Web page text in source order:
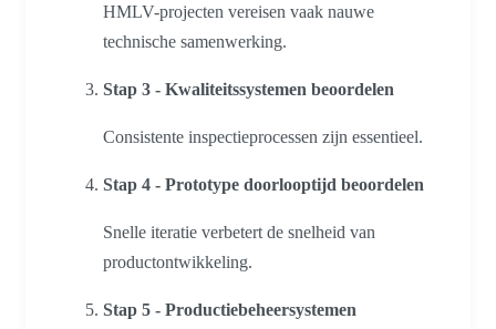
HMLV-projecten vereisen vaak nauwe
technische samenwerking.
Stap 3 - Kwaliteitssystemen beoordelen
Consistente inspectieprocessen zijn essentieel.
Stap 4 - Prototype doorlooptijd beoordelen
Snelle iteratie verbetert de snelheid van
productontwikkeling.
Stap 5 - Productiebeheersystemen